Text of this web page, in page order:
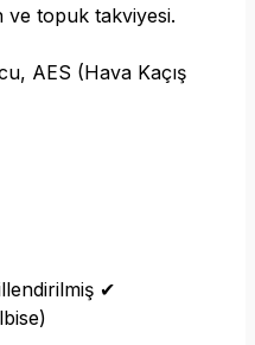
topuk takviyesi.
AES (Hava Kaçış
✔